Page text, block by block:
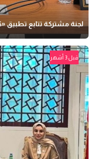
لجنة مشتركة تتابع تطبيق
قبل 3 أشهر